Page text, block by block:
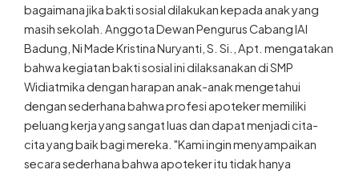
bagaimana jika bakti sosial dilakukan kepada anak yang
masih sekolah. Anggota Dewan Pengurus Cabang IAI
Badung, Ni Made Kristina Nuryanti, S. Si., Apt. mengatakan
bahwa kegiatan bakti sosial ini dilaksanakan di SMP
Widiatmika dengan harapan anak-anak mengetahui
dengan sederhana bahwa profesi apoteker memiliki
peluang kerja yang sangat luas dan dapat menjadi cita-
cita yang baik bagi mereka. "Kami ingin menyampaikan
secara sederhana bahwa apoteker itu tidak hanya